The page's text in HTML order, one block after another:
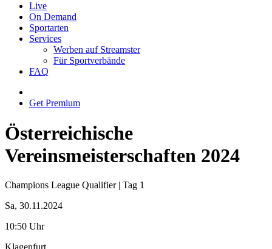
Live
On Demand
Sportarten
Services
Werben auf Streamster
Für Sportverbände
FAQ
Get Premium
Österreichische
Vereinsmeisterschaften 2024
Champions League Qualifier | Tag 1
Sa, 30.11.2024
10:50 Uhr